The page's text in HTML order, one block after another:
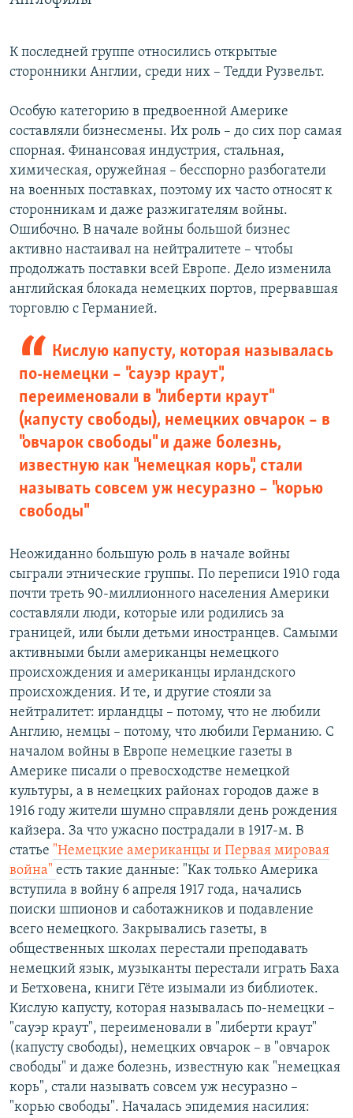
К последней группе относились открытые
сторонники Англии, среди них – Тедди Рузвельт.
Особую категорию в предвоенной Америке
составляли бизнесмены. Их роль – до сих пор самая
спорная. Финансовая индустрия, стальная,
химическая, оружейная – бесспорно разбогатели
на военных поставках, поэтому их часто относят к
сторонникам и даже разжигателям войны.
Ошибочно. В начале войны большой бизнес
активно настаивал на нейтралитете – чтобы
продолжать поставки всей Европе. Дело изменила
английская блокада немецких портов, прервавшая
торговлю с Германией.
Кислую капусту, которая называлась
по-немецки – "сауэр краут",
переименовали в "либерти краут"
(капусту свободы), немецких овчарок – в
"овчарок свободы" и даже болезнь,
известную как "немецкая корь", стали
называть совсем уж несуразно – "корью
свободы"
Неожиданно большую роль в начале войны
сыграли этнические группы. По переписи 1910 года
почти треть 90-миллионного населения Америки
составляли люди, которые или родились за
границей, или были детьми иностранцев. Самыми
активными были американцы немецкого
происхождения и американцы ирландского
происхождения. И те, и другие стояли за
нейтралитет: ирландцы – потому, что не любили
Англию, немцы – потому, что любили Германию. С
началом войны в Европе немецкие газеты в
Америке писали о превосходстве немецкой
культуры, а в немецких районах городов даже в
1916 году жители шумно справляли день рождения
кайзера. За что ужасно пострадали в 1917-м. В
статье "Немецкие американцы и Первая мировая
война" есть такие данные: "Как только Америка
вступила в войну 6 апреля 1917 года, начались
поиски шпионов и саботажников и подавление
всего немецкого. Закрывались газеты, в
общественных школах перестали преподавать
немецкий язык, музыканты перестали играть Баха
и Бетховена, книги Гёте изымали из библиотек.
Кислую капусту, которая называлась по-немецки –
"сауэр краут", переименовали в "либерти краут"
(капусту свободы), немецких овчарок – в "овчарок
свободы" и даже болезнь, известную как "немецкая
корь", стали называть совсем уж несуразно –
"корью свободы". Началась эпидемия насилия: